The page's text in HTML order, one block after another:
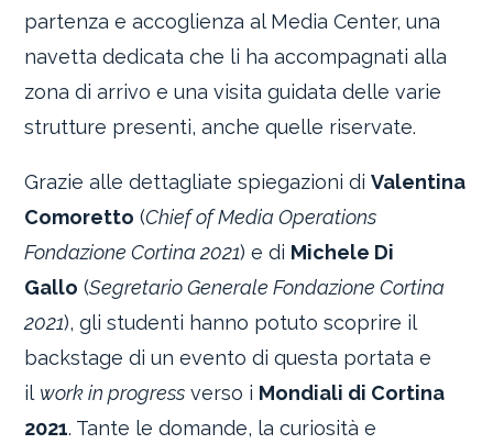
partenza e accoglienza al Media Center, una
navetta dedicata che li ha accompagnati alla
zona di arrivo e una visita guidata delle varie
strutture presenti, anche quelle riservate.
Grazie alle dettagliate spiegazioni diValentina
Comoretto (Chief of Media Operations
Fondazione Cortina 2021) e di Michele Di
Gallo (Segretario Generale Fondazione Cortina
2021), gli studenti hanno potuto scoprire il
backstage di un evento di questa portata e
il work in progress verso i Mondiali di Cortina
2021. Tante le domande, la curiosità e